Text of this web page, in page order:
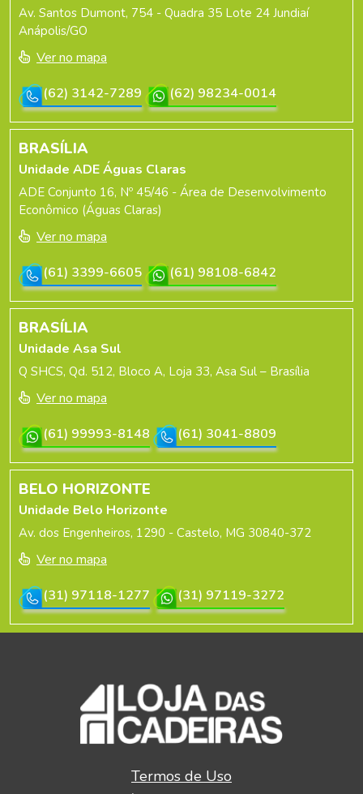
Av. Santos Dumont, 754 - Quadra 35 Lote 24 Jundiaí
Anápolis/GO
Ver no mapa
(62) 3142-7289
(62) 98234-0014
BRASÍLIA
Unidade ADE Águas Claras
ADE Conjunto 16, Nº 45/46 - Área de Desenvolvimento
Econômico (Águas Claras)
Ver no mapa
(61) 3399-6605
(61) 98108-6842
BRASÍLIA
Unidade Asa Sul
Q SHCS, Qd. 512, Bloco A, Loja 33, Asa Sul – Brasília
Ver no mapa
(61) 99993-8148
(61) 3041-8809
BELO HORIZONTE
Unidade Belo Horizonte
Av. dos Engenheiros, 1290 - Castelo, MG 30840-372
Ver no mapa
(31) 97118-1277
(31) 97119-3272
Termos de Uso